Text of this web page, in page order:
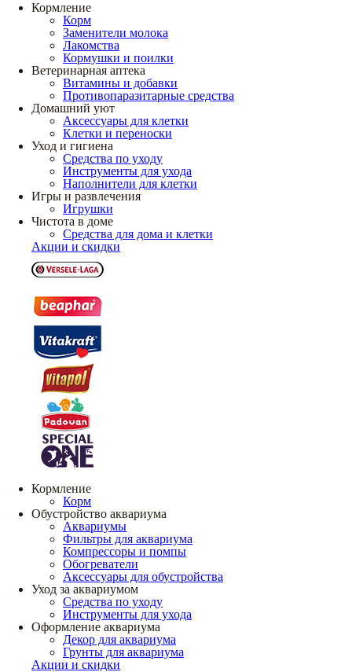
Кормление
Корм
Заменители молока
Лакомства
Кормушки и поилки
Ветеринарная аптека
Витамины и добавки
Противопаразитарные средства
Домашний уют
Аксессуары для клетки
Клетки и переноски
Уход и гигиена
Средства по уходу
Инструменты для ухода
Наполнители для клетки
Игры и развлечения
Игрушки
Чистота в доме
Средства для дома и клетки
Акции и скидки
Кормление
Корм
Обустройство аквариума
Аквариумы
Фильтры для аквариума
Компрессоры и помпы
Обогреватели
Аксессуары для обустройства
Уход за аквариумом
Средства по уходу
Инструменты для ухода
Оформление аквариума
Декор для аквариума
Грунты для аквариума
Акции и скидки